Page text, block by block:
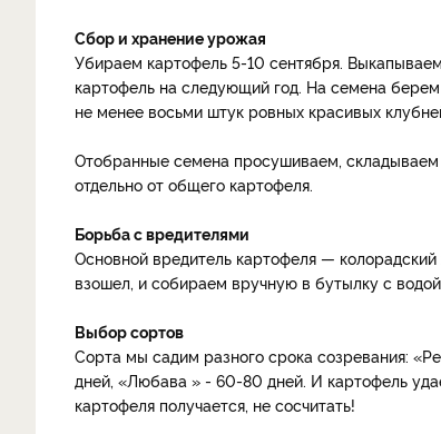
Сбор и хранение урожая
Убираем картофель 5-10 сентября.
картофель на следующий год. На семена
не менее восьми штук ровных красивых
Отобранные семена просушиваем,
отдельно от общего картофеля.
Борьба с вредителями
Основной вредитель картофеля —
взошел, и собираем вручную в бутылку с
Выбор сортов
Сорта мы садим разного срока созревания:
дней, «Любава » - 60-80 дней. И картофель
картофеля получается, не сосчитать!